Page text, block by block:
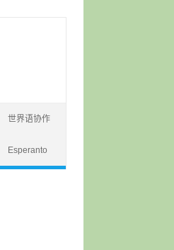
世界语协作
Esperanto